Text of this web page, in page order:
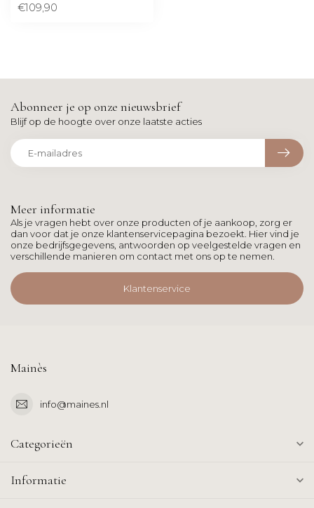
€109,90
Meer informatie
Als je vragen hebt over onze producten of je aankoop, zorg er
dan voor dat je onze klantenservicepagina bezoekt. Hier vind je
onze bedrijfsgegevens, antwoorden op veelgestelde vragen en
verschillende manieren om contact met ons op te nemen.
Klantenservice
Abonneer je op onze nieuwsbrief
Blijf op de hoogte over onze laatste acties
Mainès
info@maines.nl
Categorieën
Informatie